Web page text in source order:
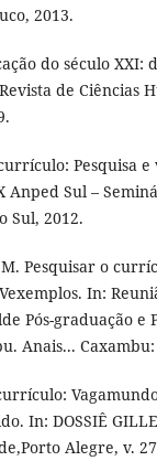
2013.
do século XXI:
de Ciências
currículo: Pesquisa
Anped Sul –
Sul, 2012.
S.M. Pesquisar o
In:
Pós-graduação e
Anais...
currículo:
In: DOSSIÊ
Alegre, v.